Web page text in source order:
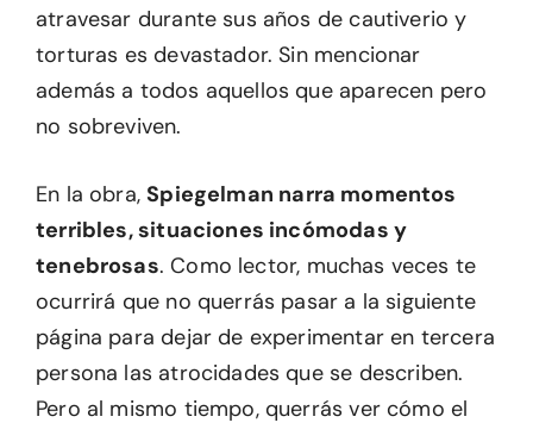
atravesar durante sus años de cautiverio y
torturas es devastador. Sin mencionar
además a todos aquellos que aparecen pero
no sobreviven.
En la obra,Spiegelman narra momentos
terribles, situaciones incómodas y
tenebrosas. Como lector, muchas veces te
ocurrirá que no querrás pasar a la siguiente
página para dejar de experimentar en tercera
persona las atrocidades que se describen.
Pero al mismo tiempo, querrás ver cómo el